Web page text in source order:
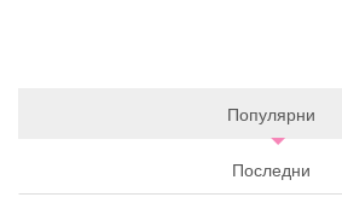
Популярни
Последни